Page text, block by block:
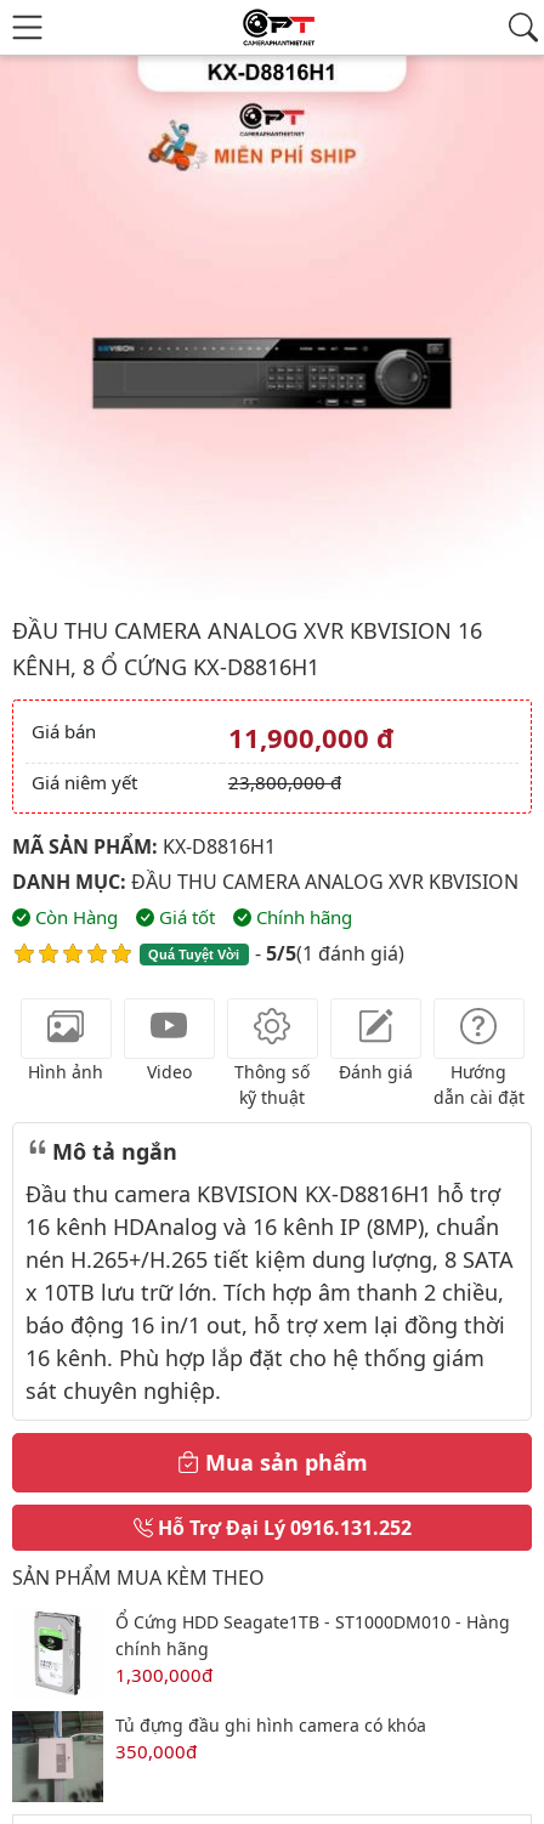
Hình ảnh đại diện của sản phẩm Đầu thu camera analog XVR
ĐẦU THU CAMERA ANALOG XVR KBVISION 16
KÊNH, 8 Ổ CỨNG KX-D8816H1
Giá và khuyến mãi
Giá bán 11,900,000 đ
Giá niêm yết 23,800,000 đ
MÃ SẢN PHẨM: KX-D8816H1
DANH MỤC: ĐẦU THU CAMERA ANALOG XVR KBVISION
Còn Hàng Giá tốt Chính hãng
Quá Tuyệt Vời -5/5(1 đánh giá)
Hình ảnh Video
Thông số
kỹ thuật
Đánh giá
Hướng
dẫn cài đặt
Mô tả ngắn
Đầu thu camera KBVISION KX-D8816H1 hỗ trợ
16 kênh HDAnalog và 16 kênh IP (8MP), chuẩn
nén H.265+/H.265 tiết kiệm dung lượng, 8 SATA
x 10TB lưu trữ lớn. Tích hợp âm thanh 2 chiều,
báo động 16 in/1 out, hỗ trợ xem lại đồng thời
16 kênh. Phù hợp lắp đặt cho hệ thống giám
sát chuyên nghiệp.
Mua sản phẩm
Hỗ Trợ Đại Lý0916.131.252
SẢN PHẨM MUA KÈM THEO
Ổ Cứng HDD Seagate1TB - ST1000DM010 - Hàng
chính hãng
1,300,000đ
Tủ đựng đầu ghi hình camera có khóa
350,000đ